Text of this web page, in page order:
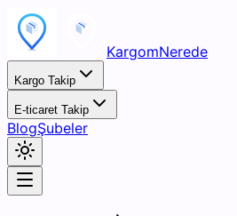
KargomNerede
Kargo Takip
E-ticaret Takip
BlogŞubeler